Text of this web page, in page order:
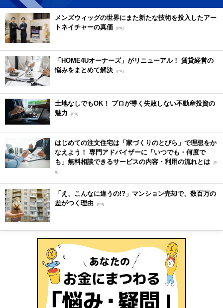
メンズウィッグの世界にまた新たな技術を投入したアー
トネイチャーの真価 [PR]
「HOME4Uオーナーズ」がリニューアル！ 賃貸経営の
悩みをまとめて解決 [PR]
土地なしでもOK！ プロが導く失敗しない不動産投資の
魅力
[PR]
はじめての注文住宅は「家づくりのとびら」で理想をか
なえよう！ 専門アドバイザーに「いつでも・何度で
も」無料相談できるサービスの内容・利用の流れとは [P
R]
「え、こんなに違うの!?」マンション売却で、数百万の
差がつく理由 [PR]